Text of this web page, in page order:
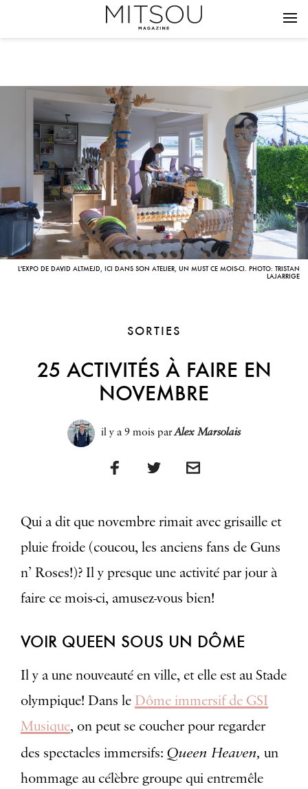
L'EXPO DE DAVID ALTMEJD, ICI DANS SON ATELIER, UN MUST CE MOIS-CI. PHOTO: TRISTAN
LAJARRIGE
SORTIES
25 ACTIVITÉS À FAIRE EN
NOVEMBRE
il y a 9 moisparAlex Marsolais
Qui a dit que novembre rimait avec grisaille et
pluie froide (coucou, les anciens fans de Guns
n’ Roses!)? Il y presque une activité par jour à
faire ce mois-ci, amusez-vous bien!
VOIR QUEEN SOUS UN DÔME
Il y a une nouveauté en ville, et elle est au Stade
olympique! Dans le Dôme immersif de GSI
Musique, on peut se coucher pour regarder
des spectacles immersifs: Queen Heaven, un
hommage au célèbre groupe qui entremêle